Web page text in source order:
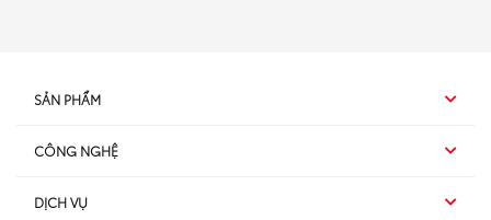
SẢN PHẨM
Hybrid EV
SUV
CÔNG NGHỆ
Hybrid
DỊCH VỤ